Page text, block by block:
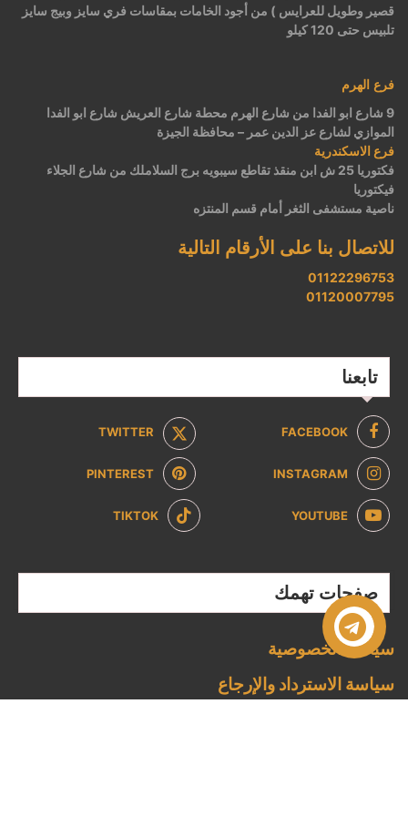
قصير وطويل للعرايس ) من أجود الخامات بمقاسات فري سايز وبيج سايز
تلبيس حتى 120 كيلو
فرع الهرم
9 شارع ابو الفدا من شارع الهرم محطة شارع العريش شارع ابو الفدا
الموازي لشارع عز الدين عمر – محافظة الجيزة
فرع الاسكندرية
فكتوريا 25 ش ابن منقذ تقاطع سيبويه برج السلاملك من شارع الجلاء
فيكتوريا
ناصية مستشفى الثغر أمام قسم المنتزه
للاتصال بنا على الأرقام التالية
01122296753
01120007795
تابعنا
FACEBOOK
TWITTER
INSTAGRAM
PINTEREST
YOUTUBE
TIKTOK
صفحات تهمك
سياسة الخصوصية
سياسة الاسترداد والإرجاع